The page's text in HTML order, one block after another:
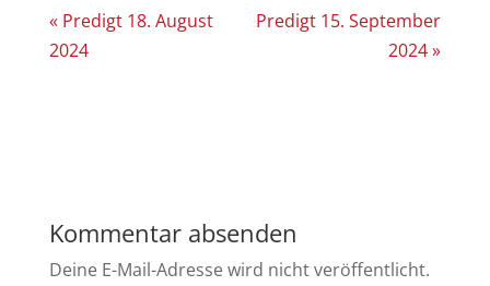
« Predigt 18. August
2024
Predigt 15. September
2024 »
Kommentar absenden
Deine E-Mail-Adresse wird nicht veröffentlicht.